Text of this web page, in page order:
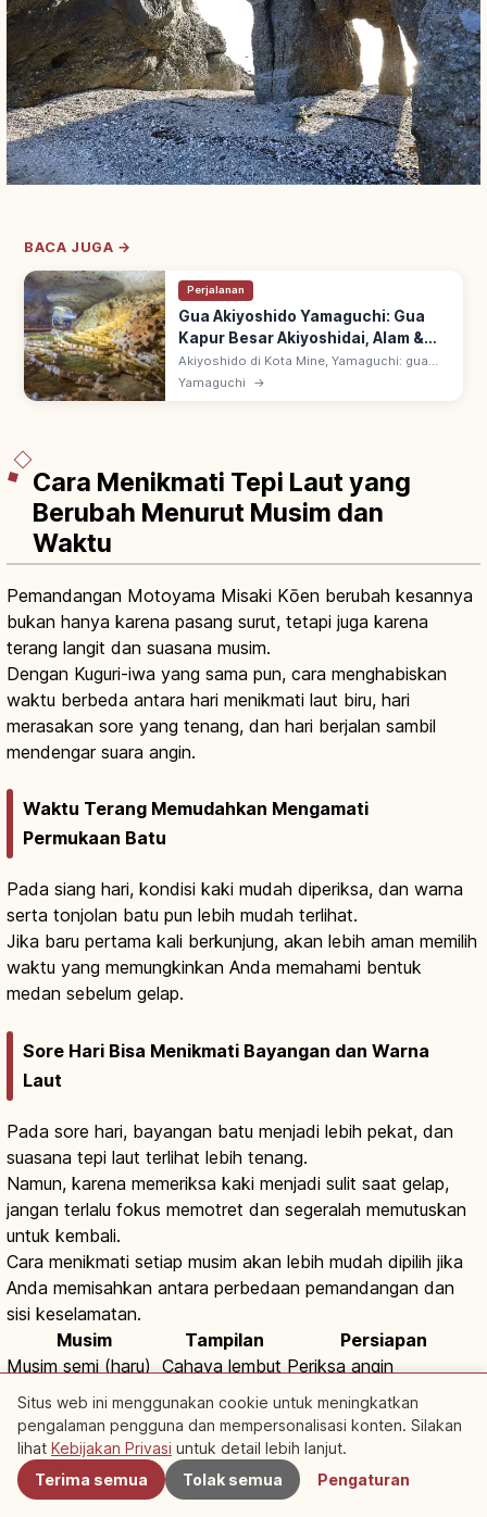
BACA JUGA →
Perjalanan
Gua Akiyoshido Yamaguchi: Gua
Kapur Besar Akiyoshidai, Alam &
Rute
Akiyoshido di Kota Mine, Yamaguchi: gua
kapur besar di Akiyoshidai. Stalaktit
bertingkat 'Hyakumai-zara' & pilar
Yamaguchi →
Cara Menikmati Tepi Laut yang
Berubah Menurut Musim dan
Waktu
Pemandangan Motoyama Misaki Kōen berubah kesannya
bukan hanya karena pasang surut, tetapi juga karena
terang langit dan suasana musim.
Dengan Kuguri-iwa yang sama pun, cara menghabiskan
waktu berbeda antara hari menikmati laut biru, hari
merasakan sore yang tenang, dan hari berjalan sambil
mendengar suara angin.
Waktu Terang Memudahkan Mengamati
Permukaan Batu
Pada siang hari, kondisi kaki mudah diperiksa, dan warna
serta tonjolan batu pun lebih mudah terlihat.
Jika baru pertama kali berkunjung, akan lebih aman memilih
waktu yang memungkinkan Anda memahami bentuk
medan sebelum gelap.
Sore Hari Bisa Menikmati Bayangan dan Warna
Laut
Pada sore hari, bayangan batu menjadi lebih pekat, dan
suasana tepi laut terlihat lebih tenang.
Namun, karena memeriksa kaki menjadi sulit saat gelap,
jangan terlalu fokus memotret dan segeralah memutuskan
untuk kembali.
Cara menikmati setiap musim akan lebih mudah dipilih jika
Anda memisahkan antara perbedaan pemandangan dan
sisi keselamatan.
Musim
Tampilan
Persiapan
Musim semi (haru) Cahaya lembut Periksa angin
Musim panas
(natsu)
Warna laut
cerah
Antisipasi panas
Musim gugur (aki) Cahaya rendah Periksa jalan pulang
Musim dingin (fuyu)Udara jernih
Persiapan penahan
dingin
Terdekat
Situs web ini menggunakan cookie untuk meningkatkan
pengalaman pengguna dan mempersonalisasi konten. Silakan
lihat Kebijakan Privasi untuk detail lebih lanjut.
Terima semua
Tolak semua Pengaturan